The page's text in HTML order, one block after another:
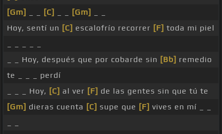
[Gm]
[C] [Gm]
Hoy, sentí un [C] escalofrío recorrer [F] toda mi piel
_ _ Hoy, después que por cobarde sin [Bb] remedio
te _ _ _ perdí
_ _ _ Hoy, [C] al ver [F] de las gentes sin que tú te
[Gm] dieras cuenta [C] supe que [F] vives en mí _ _